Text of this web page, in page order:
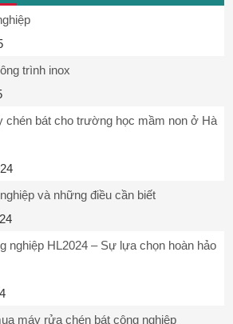
trình inox
chén bát cho trường học mầm non ở Hà
và những điều cần biết
nghiệp HL2024 – Sự lựa chọn hoàn hảo
máy rửa chén bát công nghiệp